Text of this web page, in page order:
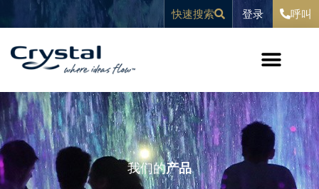
快速搜索 登录 呼叫
我们的产品